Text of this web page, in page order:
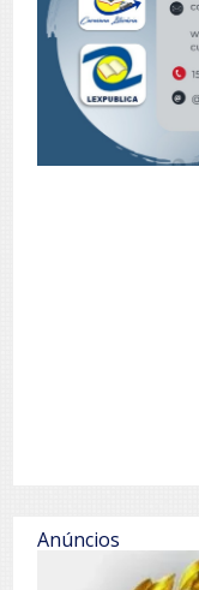
Anúncios